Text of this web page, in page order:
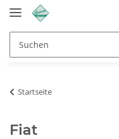
Startseite
Fiat